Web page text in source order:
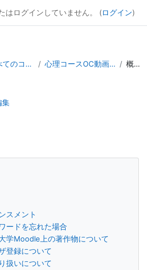
プする
はログインしていません。 (ログイン)
すべてのコース 心理コースOC動画編集 概要
集
スメント
ードを忘れた場合
学Moodle上の著作物について
登録について
扱いについて